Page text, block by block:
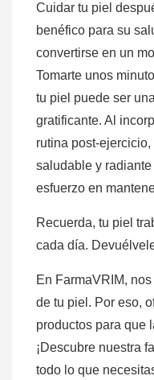
Cuidar tu piel
benéfico para su
convertirse en un
Tomarte unos
tu piel puede ser
gratificante. Al
rutina post-
saludable y
esfuerzo en
Recuerda, tu piel
cada día.
En FarmaVRIM,
de tu piel. Por eso,
productos para que
¡Descubre nuestra
todo lo que